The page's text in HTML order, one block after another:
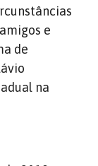
e
de
na